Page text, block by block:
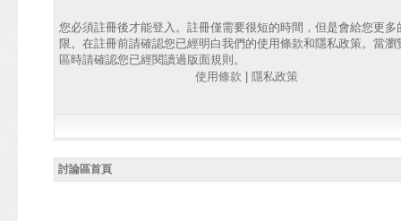
您必須註冊後才能登入。註冊僅需要很短的時間，但是會給您更多
限。在註冊前請確認您已經明白我們的使用條款和隱私政策。當瀏
區時請確認您已經閱讀過版面規則。
使用條款
隱私政策
討論區首頁